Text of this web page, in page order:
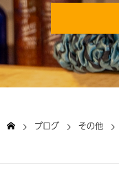
ブログ その他